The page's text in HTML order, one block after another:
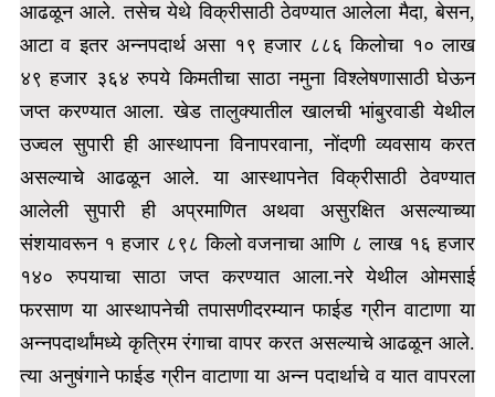
आढळून आले.तसेच येथे विक्रीसाठी ठेवण्यात आलेला मैदा, बेसन,
आटा व इतर अन्नपदार्थ असा १९ हजार ८८६ किलोचा १० लाख
४९ हजार ३६४ रुपये किमतीचा साठा नमुना विश्लेषणासाठी घेऊन
जप्त करण्यात आला. खेड तालुक्यातील खालची भांबुरवाडी येथील
उज्वल सुपारी ही आस्थापना विनापरवाना, नोंदणी व्यवसाय करत
असल्याचे आढळून आले.या आस्थापनेत विक्रीसाठी ठेवण्यात
आलेली सुपारी ही अप्रमाणित अथवा असुरक्षित असल्याच्या
संशयावरून १ हजार ८९८ किलो वजनाचा आणि ८ लाख १६ हजार
१४० रुपयाचा साठा जप्त करण्यात आला.नरे येथील ओमसाई
फरसाण या आस्थापनेची तपासणीदरम्यान फाईड ग्रीन वाटाणा या
अन्नपदार्थांमध्ये कृत्रिम रंगाचा वापर करत असल्याचे आढळून आले.
त्या अनुषंगाने फाईड ग्रीन वाटाणा या अन्न पदार्थाचे व यात वापरला